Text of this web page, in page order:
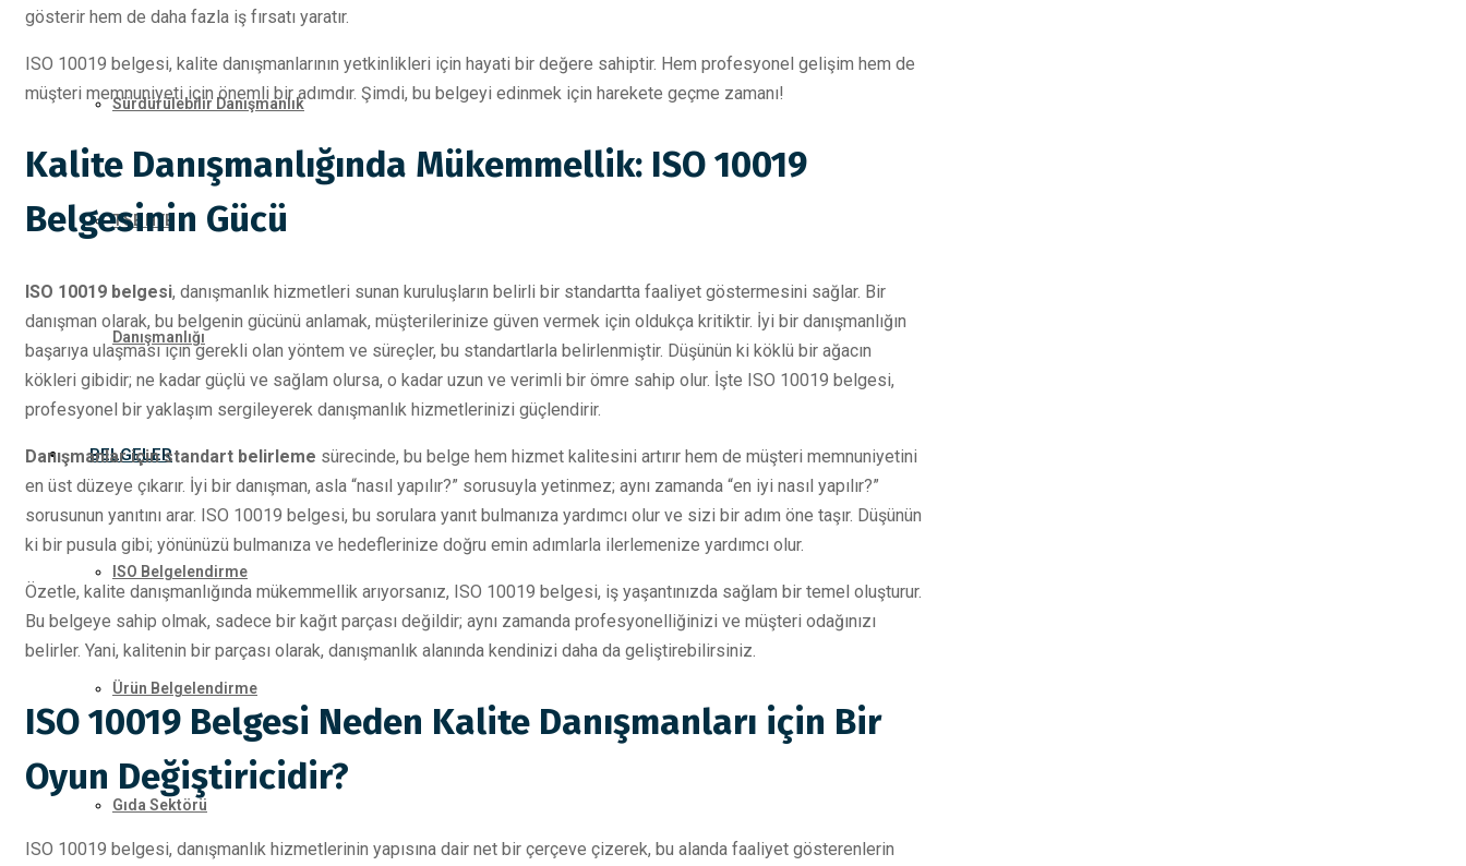
Sürdürülebilir Danışmanlık
TSE HYB
Danışmanlığı
BELGELER
ISO Belgelendirme
Ürün Belgelendirme
Gıda Sektörü
gösterir hem de daha fazla iş fırsatı yaratır.
ISO 10019 belgesi, kalite danışmanlarının yetkinlikleri için hayati bir değere sahiptir. Hem profesyonel gelişim hem de
müşteri memnuniyeti için önemli bir adımdır. Şimdi, bu belgeyi edinmek için harekete geçme zamanı!
Kalite Danışmanlığında Mükemmellik: ISO 10019
Belgesinin Gücü
ISO 10019 belgesi, danışmanlık hizmetleri sunan kuruluşların belirli bir standartta faaliyet göstermesini sağlar. Bir
danışman olarak, bu belgenin gücünü anlamak, müşterilerinize güven vermek için oldukça kritiktir. İyi bir danışmanlığın
başarıya ulaşması için gerekli olan yöntem ve süreçler, bu standartlarla belirlenmiştir. Düşünün ki köklü bir ağacın
kökleri gibidir; ne kadar güçlü ve sağlam olursa, o kadar uzun ve verimli bir ömre sahip olur. İşte ISO 10019 belgesi,
profesyonel bir yaklaşım sergileyerek danışmanlık hizmetlerinizi güçlendirir.
Danışmanlar için standart belirleme sürecinde, bu belge hem hizmet kalitesini artırır hem de müşteri memnuniyetini
en üst düzeye çıkarır. İyi bir danışman, asla “nasıl yapılır?” sorusuyla yetinmez; aynı zamanda “en iyi nasıl yapılır?”
sorusunun yanıtını arar. ISO 10019 belgesi, bu sorulara yanıt bulmanıza yardımcı olur ve sizi bir adım öne taşır. Düşünün
ki bir pusula gibi; yönünüzü bulmanıza ve hedeflerinize doğru emin adımlarla ilerlemenize yardımcı olur.
Özetle, kalite danışmanlığında mükemmellik arıyorsanız, ISO 10019 belgesi, iş yaşantınızda sağlam bir temel oluşturur.
Bu belgeye sahip olmak, sadece bir kağıt parçası değildir; aynı zamanda profesyonelliğinizi ve müşteri odağınızı
belirler. Yani, kalitenin bir parçası olarak, danışmanlık alanında kendinizi daha da geliştirebilirsiniz.
ISO 10019 Belgesi Neden Kalite Danışmanları için Bir
Oyun Değiştiricidir?
ISO 10019 belgesi, danışmanlık hizmetlerinin yapısına dair net bir çerçeve çizerek, bu alanda faaliyet gösterenlerin